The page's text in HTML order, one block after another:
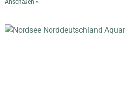
Anschauen »